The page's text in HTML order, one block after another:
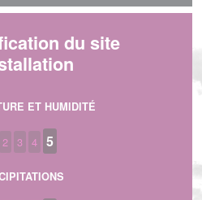
du site
ET HUMIDITÉ
2 3 4 5